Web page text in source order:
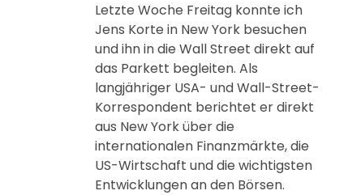
Letzte Woche Freitag konnte ich
Jens Korte in New York besuchen
und ihn in die Wall Street direkt auf
das Parkett begleiten. Als
langjähriger USA- und Wall-Street-
Korrespondent berichtet er direkt
aus New York über die
internationalen Finanzmärkte, die
US-Wirtschaft und die wichtigsten
Entwicklungen an den Börsen.